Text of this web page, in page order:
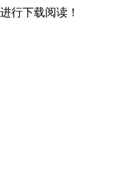
行下载阅读！